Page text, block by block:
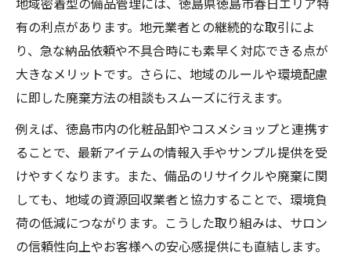
地域密着型の備品管理には、徳島県徳島市春日エリア特
有の利点があります。地元業者との継続的な取引によ
り、急な納品依頼や不具合時にも素早く対応できる点が
大きなメリットです。さらに、地域のルールや環境配慮
に即した廃棄方法の相談もスムーズに行えます。
例えば、徳島市内の化粧品卸やコスメショップと連携す
ることで、最新アイテムの情報入手やサンプル提供を受
けやすくなります。また、備品のリサイクルや廃棄に関
しても、地域の資源回収業者と協力することで、環境負
荷の低減につながります。こうした取り組みは、サロン
の信頼性向上やお客様への安心感提供にも直結します。